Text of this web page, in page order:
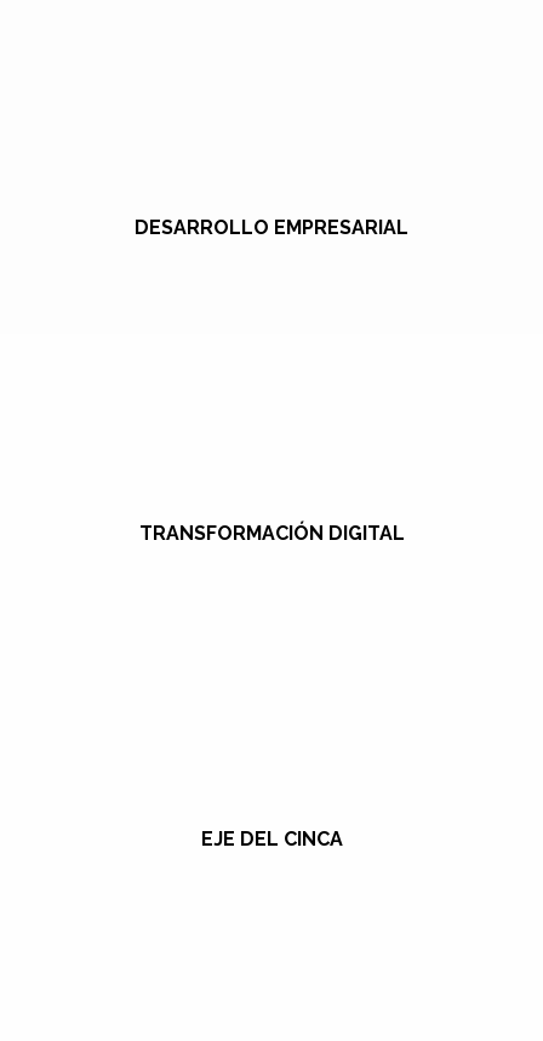
DESARROLLO EMPRESARIAL
TRANSFORMACIÓN DIGITAL
EJE DEL CINCA